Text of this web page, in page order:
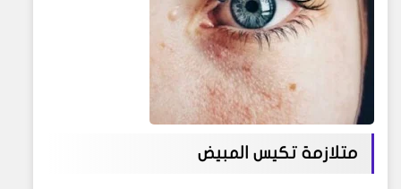
متلازمة تكيس المبيض